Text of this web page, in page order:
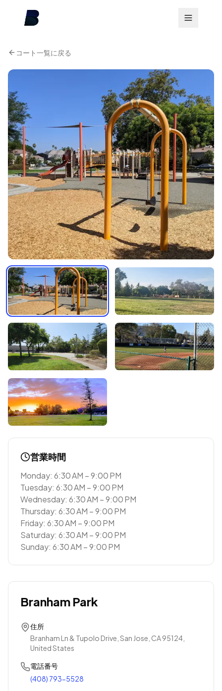
コート一覧に戻る
営業時間
Monday: 6:30 AM – 9:00 PM
Tuesday: 6:30 AM – 9:00 PM
Wednesday: 6:30 AM – 9:00 PM
Thursday: 6:30 AM – 9:00 PM
Friday: 6:30 AM – 9:00 PM
Saturday: 6:30 AM – 9:00 PM
Sunday: 6:30 AM – 9:00 PM
Branham Park
住所
Branham Ln & Tupolo Drive, San Jose, CA 95124,
United States
電話番号
(408) 793-5528